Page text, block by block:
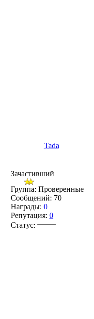
Tada
Зачастивший
Группа: Проверенные
Сообщений: 70
Награды: 0
Репутация: 0
Статус: